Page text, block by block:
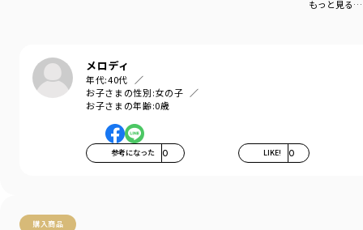
もっと見る…
メロディ
年代:40代
お子さまの性別:女の子
お子さまの年齢:0歳
参考になった 0 LIKE! 0
購入商品